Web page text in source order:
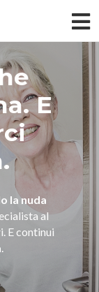
E
la nuda
al
E continui
.